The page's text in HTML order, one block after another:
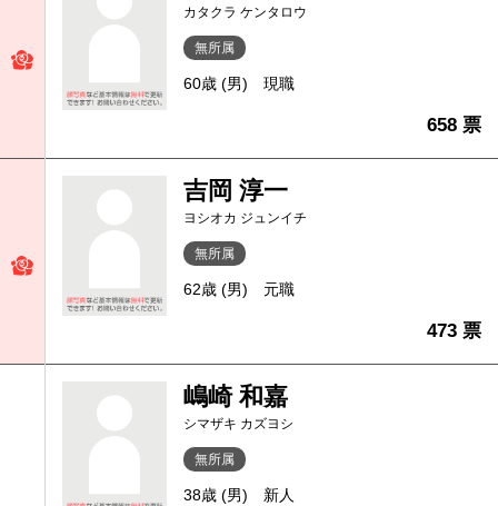
カタクラ ケンタロウ
無所属
60歳 (男) 現職
658 票
吉岡 淳一
ヨシオカ ジュンイチ
無所属
62歳 (男) 元職
473 票
嶋崎 和嘉
シマザキ カズヨシ
無所属
38歳 (男) 新人